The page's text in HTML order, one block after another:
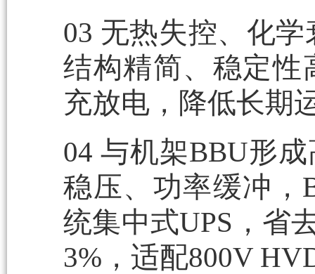
03 无热失控、化
结构精简、稳定性
充放电，降低长期
04与机架BBU形
稳压、功率缓冲，
统集中式UPS，省
3%，适配800V